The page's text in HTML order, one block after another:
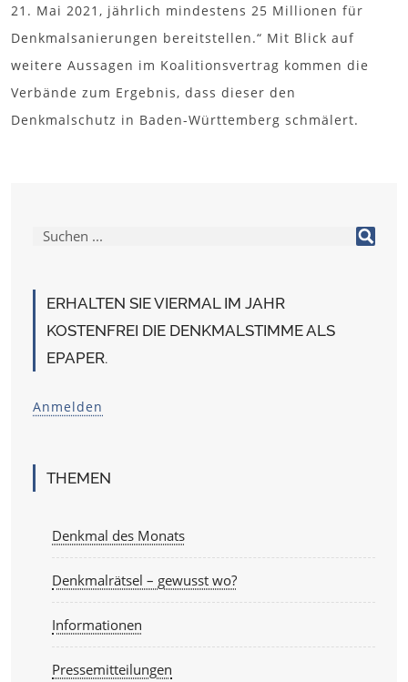
ERHALTEN SIE VIERMAL IM JAHR
KOSTENFREI DIE DENKMALSTIMME ALS
EPAPER.
Anmelden
THEMEN
Denkmal des Monats
Denkmalrätsel – gewusst wo?
Informationen
Pressemitteilungen
21. Mai 2021, jährlich mindestens 25 Millionen für
Denkmalsanierungen bereitstellen.“ Mit Blick auf
weitere Aussagen im Koalitionsvertrag kommen die
Verbände zum Ergebnis, dass dieser den
Denkmalschutz in Baden-Württemberg schmälert.